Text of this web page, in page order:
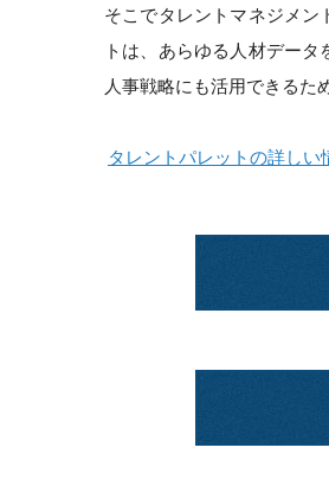
そこでタレントマネジメン
トは、あらゆる人材デー
人事戦略にも活用できるた
タレントパレットの詳しい